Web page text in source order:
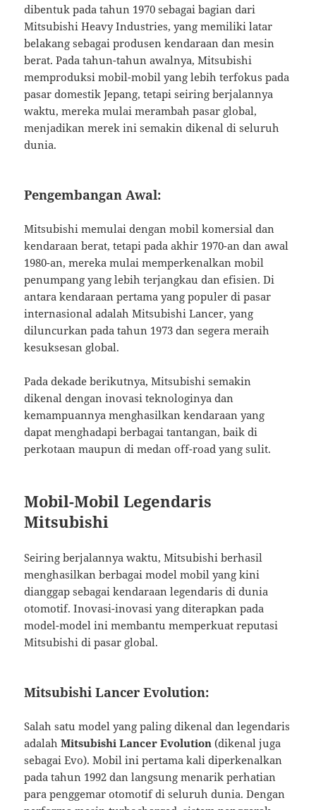
dibentuk pada tahun 1970 sebagai bagian dari
Mitsubishi Heavy Industries, yang memiliki latar
belakang sebagai produsen kendaraan dan mesin
berat. Pada tahun-tahun awalnya, Mitsubishi
memproduksi mobil-mobil yang lebih terfokus pada
pasar domestik Jepang, tetapi seiring berjalannya
waktu, mereka mulai merambah pasar global,
menjadikan merek ini semakin dikenal di seluruh
dunia.
Pengembangan Awal:
Mitsubishi memulai dengan mobil komersial dan
kendaraan berat, tetapi pada akhir 1970-an dan awal
1980-an, mereka mulai memperkenalkan mobil
penumpang yang lebih terjangkau dan efisien. Di
antara kendaraan pertama yang populer di pasar
internasional adalah Mitsubishi Lancer, yang
diluncurkan pada tahun 1973 dan segera meraih
kesuksesan global.
Pada dekade berikutnya, Mitsubishi semakin
dikenal dengan inovasi teknologinya dan
kemampuannya menghasilkan kendaraan yang
dapat menghadapi berbagai tantangan, baik di
perkotaan maupun di medan off-road yang sulit.
Mobil-Mobil Legendaris
Mitsubishi
Seiring berjalannya waktu, Mitsubishi berhasil
menghasilkan berbagai model mobil yang kini
dianggap sebagai kendaraan legendaris di dunia
otomotif. Inovasi-inovasi yang diterapkan pada
model-model ini membantu memperkuat reputasi
Mitsubishi di pasar global.
Mitsubishi Lancer Evolution:
Salah satu model yang paling dikenal dan legendaris
adalahMitsubishi Lancer Evolution (dikenal juga
sebagai Evo). Mobil ini pertama kali diperkenalkan
pada tahun 1992 dan langsung menarik perhatian
para penggemar otomotif di seluruh dunia. Dengan